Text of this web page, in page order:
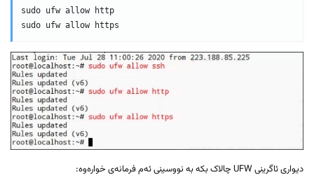
sudo ufw allow http
دیواری ئاگرینی UFW چالاک بکە بە نووسینی ئەم فرمانەی خوارەوە: